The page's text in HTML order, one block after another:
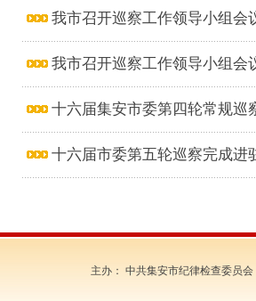
我市召开巡察工作领导小组会
我市召开巡察工作领导小组会
十六届集安市委第四轮常规巡
十六届市委第五轮巡察完成进
主办： 中共集安市纪律检查